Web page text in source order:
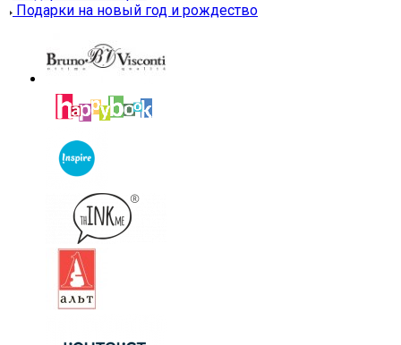
Подарки на новый год и рождество